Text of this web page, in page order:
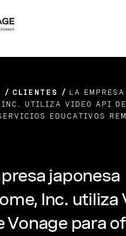
CLIENTES
LA
INC. UTILIZA VIDEO API DE
EDUCATIVOS
japonesa
Inc. utiliza
Vonage para